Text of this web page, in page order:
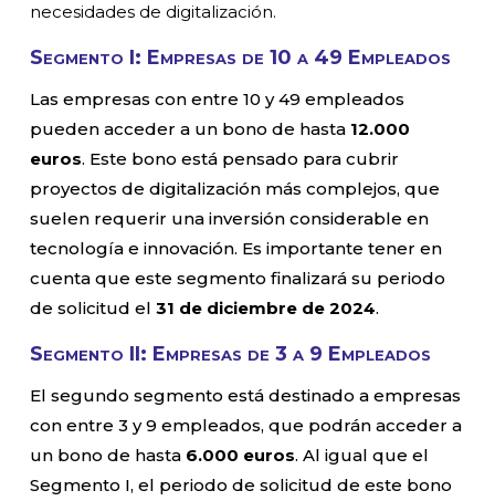
necesidades de digitalización.
Segmento I: Empresas de 10 a 49 Empleados
Las empresas con entre 10 y 49 empleados
pueden acceder a un bono de hasta 12.000
euros. Este bono está pensado para cubrir
proyectos de digitalización más complejos, que
suelen requerir una inversión considerable en
tecnología e innovación. Es importante tener en
cuenta que este segmento finalizará su periodo
de solicitud el31 de diciembre de 2024.
Segmento II: Empresas de 3 a 9 Empleados
El segundo segmento está destinado a empresas
con entre 3 y 9 empleados, que podrán acceder a
un bono de hasta 6.000 euros. Al igual que el
Segmento I, el periodo de solicitud de este bono